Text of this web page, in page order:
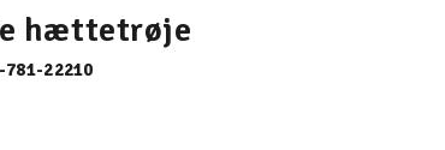
hættetrøje
781-22210